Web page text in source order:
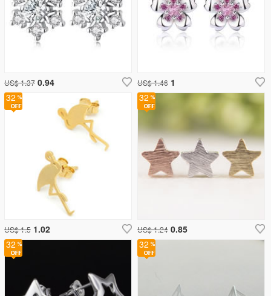
32
US$ 1.24 0.85
32
US$ 1.5 1.02
US$ 1.46 1
US$ 1.37 0.94
32 32